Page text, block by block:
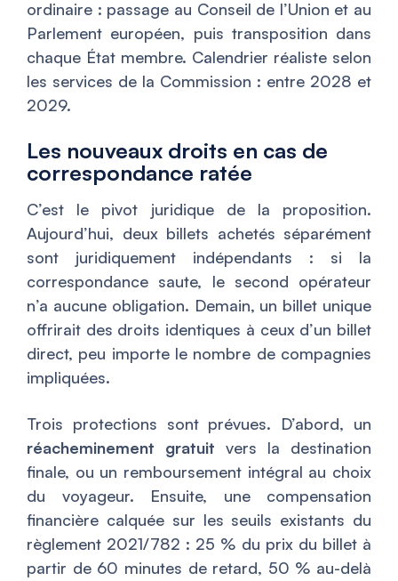
ordinaire : passage au Conseil de l’Union et au
Parlement européen, puis transposition dans
chaque État membre. Calendrier réaliste selon
les services de la Commission : entre 2028 et
2029.
Les nouveaux droits en cas de
correspondance ratée
C’est le pivot juridique de la proposition.
Aujourd’hui, deux billets achetés séparément
sont juridiquement indépendants : si la
correspondance saute, le second opérateur
n’a aucune obligation. Demain, un billet unique
offrirait des droits identiques à ceux d’un billet
direct, peu importe le nombre de compagnies
impliquées.
Trois protections sont prévues. D’abord, un
réacheminement gratuit vers la destination
finale, ou un remboursement intégral au choix
du voyageur. Ensuite, une compensation
financière calquée sur les seuils existants du
règlement 2021/782 : 25 % du prix du billet à
partir de 60 minutes de retard, 50 % au-delà